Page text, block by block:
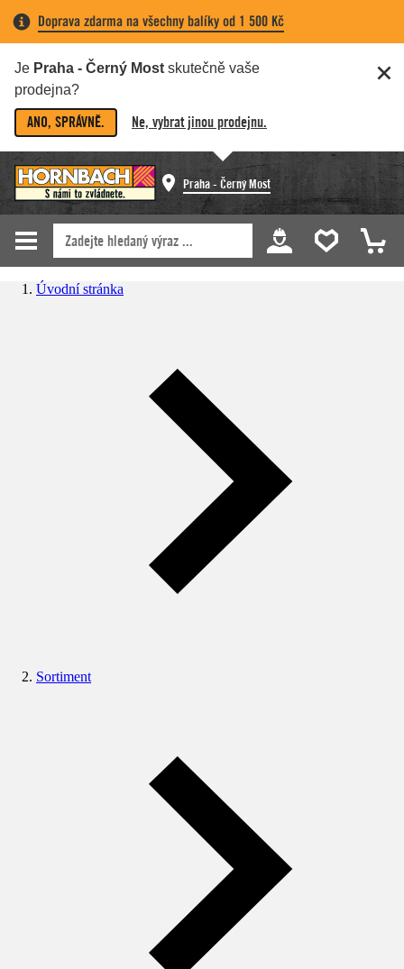
Doprava zdarma na všechny balíky od 1 500 Kč
Je Praha - Černý Most skutečně vaše
prodejna?
ANO, SPRÁVNĚ. Ne, vybrat jinou prodejnu.
Praha - Černý Most
Úvodní stránka
Sortiment